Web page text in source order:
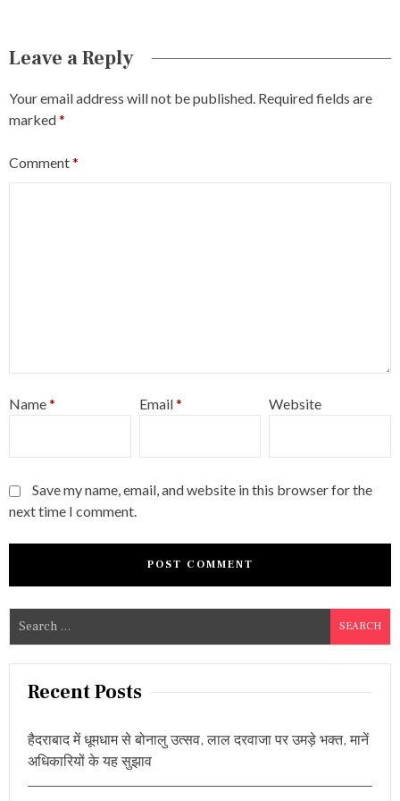
Leave a Reply
Your email address will not be published. Required fields are
marked*
Comment*
Name* Email* Website
Save my name, email, and website in this browser for the
next time I comment.
a
Recent Posts
हैदराबाद में धूमधाम से बोनालु उत्सव, लाल दरवाजा पर उमड़े भक्त, मानें
अधिकारियों के यह सुझाव